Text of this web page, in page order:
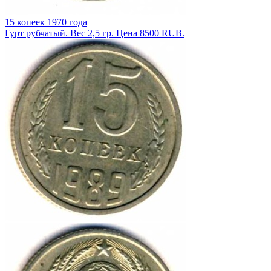
15 копеек 1970 года
Гурт рубчатый. Вес 2,5 гр. Цена 8500 RUB.